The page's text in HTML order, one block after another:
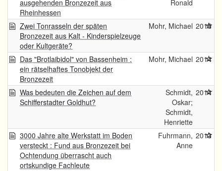
ausgehenden Bronzezeit aus
Rheinhessen
Ronald
Zwei Tonrasseln der späten
Bronzezeit aus Kalt - Kinderspielzeuge
oder Kultgeräte?
Mohr, Michael 2015
Das "Brotlaibidol" von Bassenheim :
ein rätselhaftes Tonobjekt der
Bronzezeit
Mohr, Michael 2014
Was bedeuten die Zeichen auf dem
Schifferstadter Goldhut?
Schmidt,
Oskar;
Schmidt,
Henriette
2014
3000 Jahre alte Werkstatt im Boden
versteckt : Fund aus Bronzezeit bei
Ochtendung überrascht auch
ortskundige Fachleute
Fuhrmann,
Anne
2013